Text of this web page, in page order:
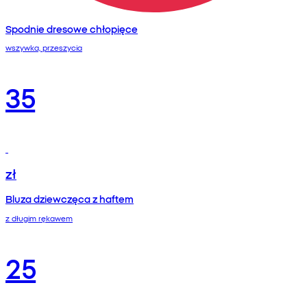
Spodnie dresowe chłopięce
wszywka, przeszycia
35
zł
Bluza dziewczęca z haftem
z długim rękawem
25